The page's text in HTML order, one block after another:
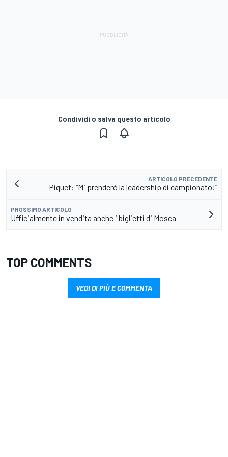
Condividi o salva questo articolo
ARTICOLO PRECEDENTE
Piquet: “Mi prenderò la leadership di campionato!”
PROSSIMO ARTICOLO
Ufficialmente in vendita anche i biglietti di Mosca
TOP COMMENTS
VEDI DI PIÙ E COMMENTA